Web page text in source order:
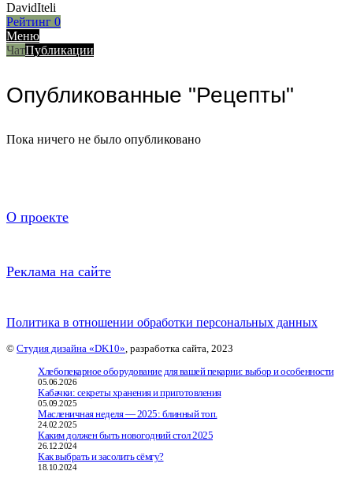
DavidIteli
Рейтинг 0
Меню
ЧатПубликации
Опубликованные "Рецепты"
Пока ничего не было опубликовано
О проекте
Реклама на сайте
Политика в отношении обработки персональных данных
© Студия дизайна «DK10», разработка сайта, 2023
Хлебопекарное оборудование для вашей пекарни: выбор и особенности
05.06.2026
Кабачки: секреты хранения и приготовления
05.09.2025
Масленичная неделя — 2025: блинный топ.
24.02.2025
Каким должен быть новогодний стол 2025
26.12.2024
Как выбрать и засолить сёмгу?
18.10.2024